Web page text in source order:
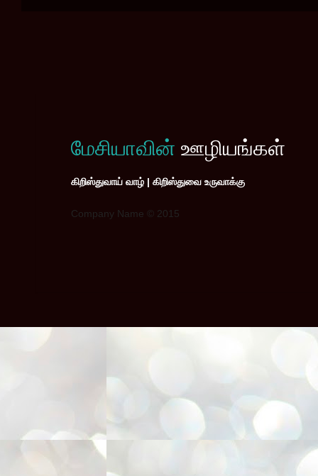
மேசியாவின் ஊழியங்கள்
கிறிஸ்துவாய் வாழ் | கிறிஸ்துவை உருவாக்கு
Company Name © 2015